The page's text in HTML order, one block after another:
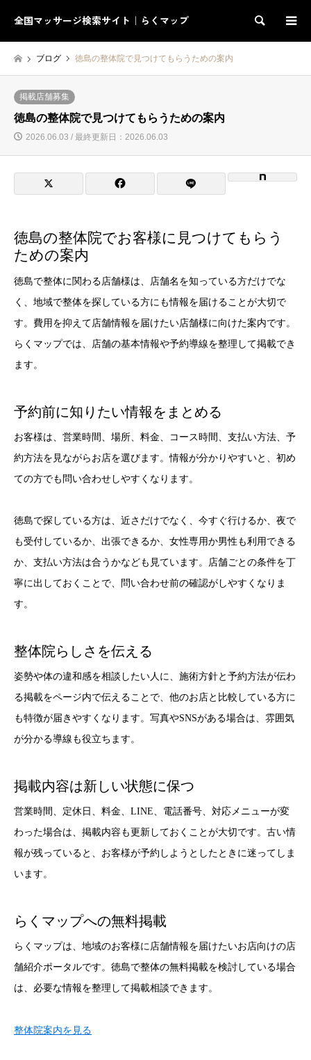
全国マッサージ検索サイト｜らくマップ 検索
ブログ 徳島の整体院で見つけてもらうための案内
掲載店舗募集
徳島の整体院で見つけてもらうための案内
2026.06.03 / 最終更新日：2026.06.03
徳島の整体院でお客様に見つけてもらう
ための案内
徳島で整体に関わる店舗様は、店舗名を知っている方だけでな
く、地域で整体を探している方にも情報を届けることが大切で
す。費用を抑えて店舗情報を届けたい店舗様に向けた案内です。
らくマップでは、店舗の基本情報や予約導線を整理して掲載でき
ます。
予約前に知りたい情報をまとめる
お客様は、営業時間、場所、料金、コース時間、支払い方法、予
約方法を見ながらお店を選びます。情報が分かりやすいと、初め
ての方でも問い合わせしやすくなります。
徳島で探している方は、近さだけでなく、今すぐ行けるか、夜で
も受付しているか、出張できるか、女性専用か男性も利用できる
か、支払い方法は合うかなども見ています。店舗ごとの条件を丁
寧に出しておくことで、問い合わせ前の確認がしやすくなりま
す。
整体院らしさを伝える
姿勢や体の違和感を相談したい人に、施術方針と予約方法が伝わ
る掲載をページ内で伝えることで、他のお店と比較している方に
も特徴が届きやすくなります。写真やSNSがある場合は、雰囲気
が分かる導線も役立ちます。
掲載内容は新しい状態に保つ
営業時間、定休日、料金、LINE、電話番号、対応メニューが変
わった場合は、掲載内容も更新しておくことが大切です。古い情
報が残っていると、お客様が予約しようとしたときに迷ってしま
います。
らくマップへの無料掲載
らくマップは、地域のお客様に店舗情報を届けたいお店向けの店
舗紹介ポータルです。徳島で整体の無料掲載を検討している場合
は、必要な情報を整理して掲載相談できます。
整体院案内を見る